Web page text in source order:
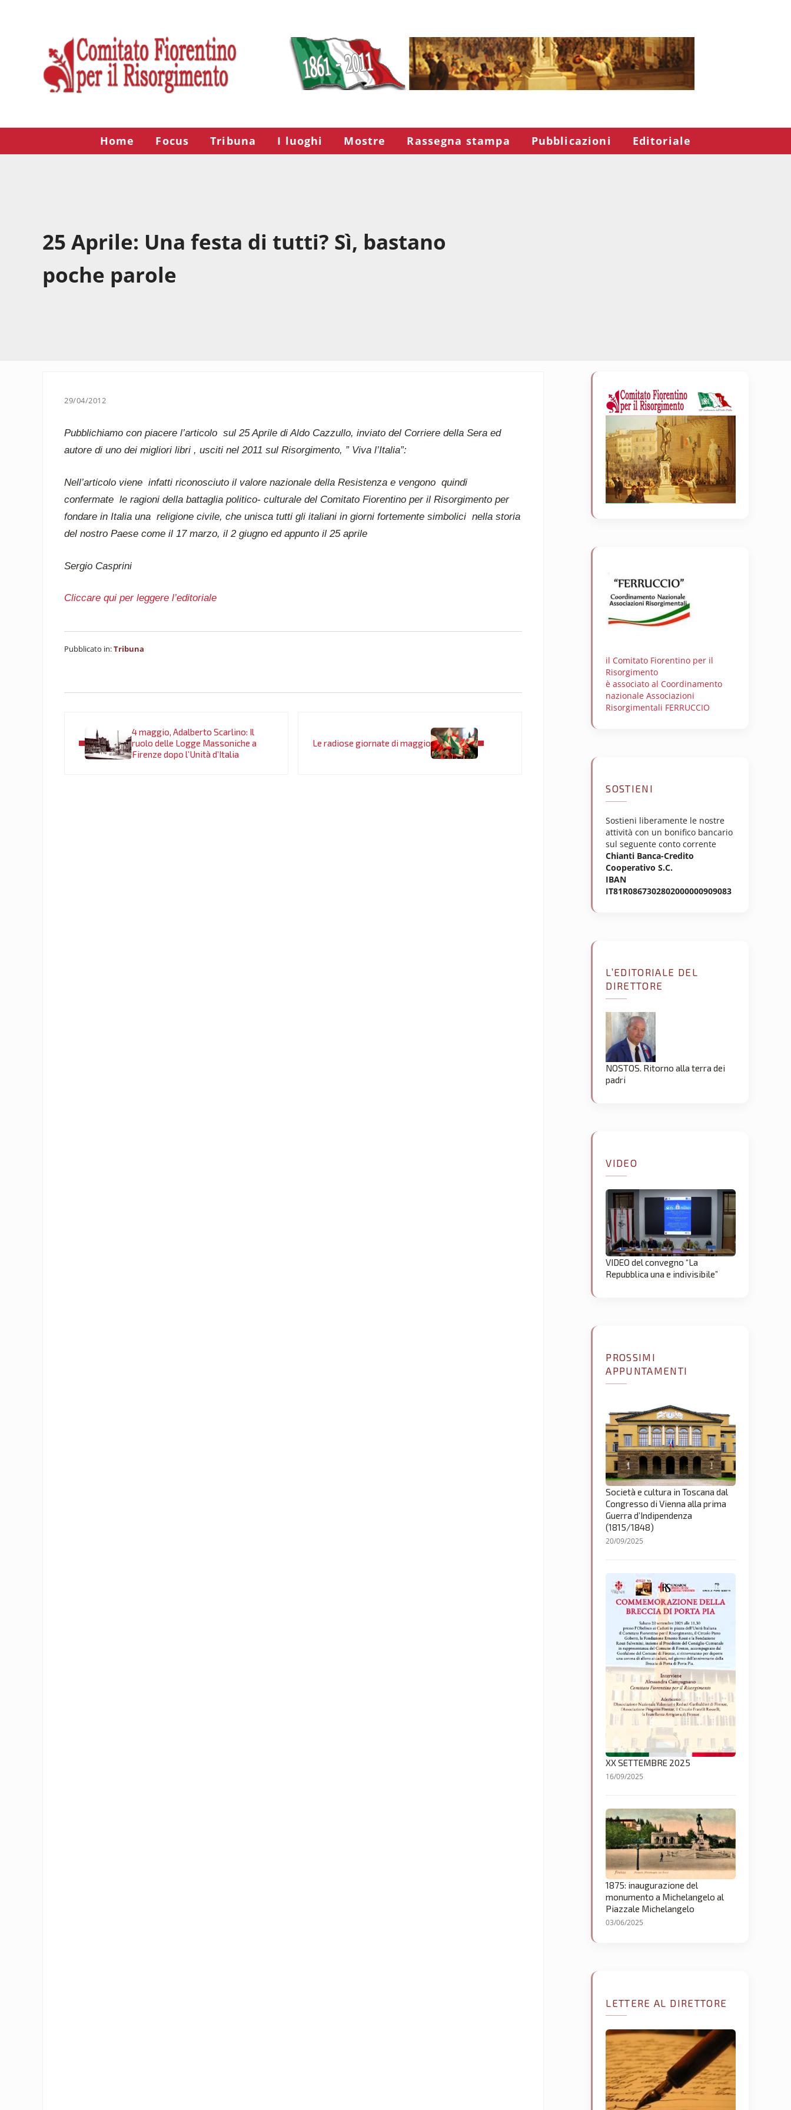
Home Focus Tribuna I luoghi Mostre Rassegna stampa Pubblicazioni Editoriale
25 Aprile: Una festa di tutti? Sì, bastano
poche parole
29/04/2012
Pubblichiamo con piacere l’articolo sul 25 Aprile di Aldo Cazzullo, inviato del Corriere della Sera ed
autore di uno dei migliori libri , usciti nel 2011 sul Risorgimento, ” Viva l’Italia”:
Nell’articolo viene infatti riconosciuto il valore nazionale della Resistenza e vengono quindi
confermate le ragioni della battaglia politico- culturale del Comitato Fiorentino per il Risorgimento per
fondare in Italia una religione civile, che unisca tutti gli italiani in giorni fortemente simbolici nella storia
del nostro Paese come il 17 marzo, il 2 giugno ed appunto il 25 aprile
Sergio Casprini
Cliccare qui per leggere l’editoriale
Pubblicato in:Tribuna
4 maggio, Adalberto Scarlino: Il
ruolo delle Logge Massoniche a
Firenze dopo l’Unità d’Italia
Le radiose giornate di maggio
Sidebar
il Comitato Fiorentino per il
Risorgimento
è associato al Coordinamento
nazionale Associazioni
Risorgimentali FERRUCCIO
SOSTIENI
Sostieni liberamente le nostre
attività con un bonifico bancario
sul seguente conto corrente
Chianti Banca-Credito
Cooperativo S.C.
IBAN
IT81R0867302802000000909083
L’EDITORIALE DEL
DIRETTORE
NOSTOS. Ritorno alla terra dei
padri
VIDEO
VIDEO del convegno “La
Repubblica una e indivisibile”
PROSSIMI
APPUNTAMENTI
Società e cultura in Toscana dal
Congresso di Vienna alla prima
Guerra d’Indipendenza
(1815/1848)
20/09/2025
XX SETTEMBRE 2025
16/09/2025
1875: inaugurazione del
monumento a Michelangelo al
Piazzale Michelangelo
03/06/2025
LETTERE AL DIRETTORE